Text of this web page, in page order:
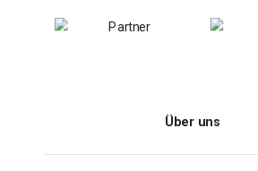
Über uns